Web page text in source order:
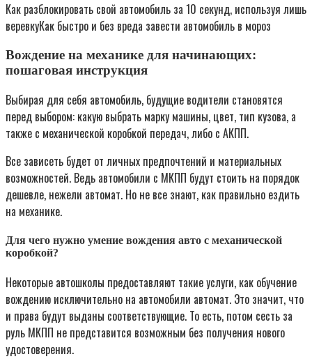
Как разблокировать свой автомобиль за 10 секунд, используя лишь
веревкуКак быстро и без вреда завести автомобиль в мороз
Вождение на механике для начинающих:
пошаговая инструкция
Выбирая для себя автомобиль, будущие водители становятся
перед выбором: какую выбрать марку машины, цвет, тип кузова, а
также с механической коробкой передач, либо с АКПП.
Все зависеть будет от личных предпочтений и материальных
возможностей. Ведь автомобили с МКПП будут стоить на порядок
дешевле, нежели автомат. Но не все знают, как правильно ездить
на механике.
Для чего нужно умение вождения авто с механической
коробкой?
Некоторые автошколы предоставляют такие услуги, как обучение
вождению исключительно на автомобили автомат. Это значит, что
и права будут выданы соответствующие. То есть, потом сесть за
руль МКПП не представится возможным без получения нового
удостоверения.